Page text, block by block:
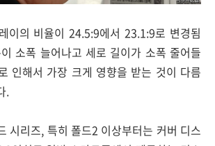
이의 비율이 24.5:9에서 23.1:9로 변경됨
소폭 늘어나고 세로 길이가 소폭 줄어들
인해서 가장 크게 영향을 받는 것이 다름
.
시리즈, 특히 폴드2 이상부터는 커버 디스